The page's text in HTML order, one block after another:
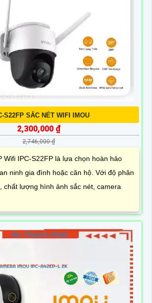
S22FP SẮC NÉT WIFI IMOU
2,300,000 ₫
2,746,000 ₫
Wifi IPC-S22FP là lựa chọn hoàn hảo
ninh gia đình hoặc căn hộ. Với độ phân
chất lượng hình ảnh sắc nét, camera